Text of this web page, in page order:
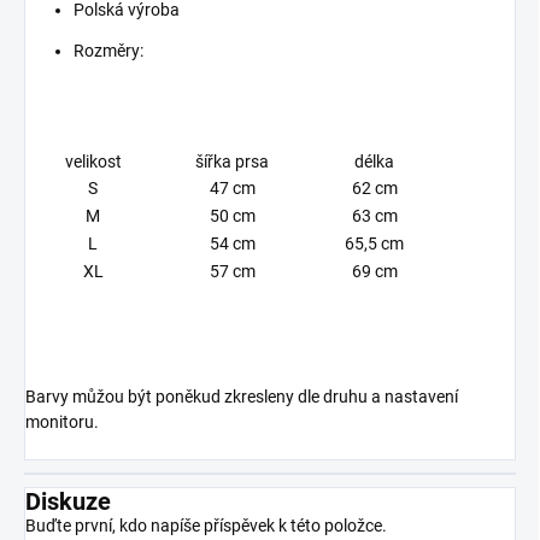
Polská výroba
Rozměry:
velikost šířka prsa
délka
S
47 cm
62 cm
M
50 cm
63 cm
L
54 cm
65,5 cm
XL
57 cm 69 cm
Barvy můžou být poněkud zkresleny dle druhu a nastavení
monitoru.
Diskuze
Buďte první, kdo napíše příspěvek k této položce.